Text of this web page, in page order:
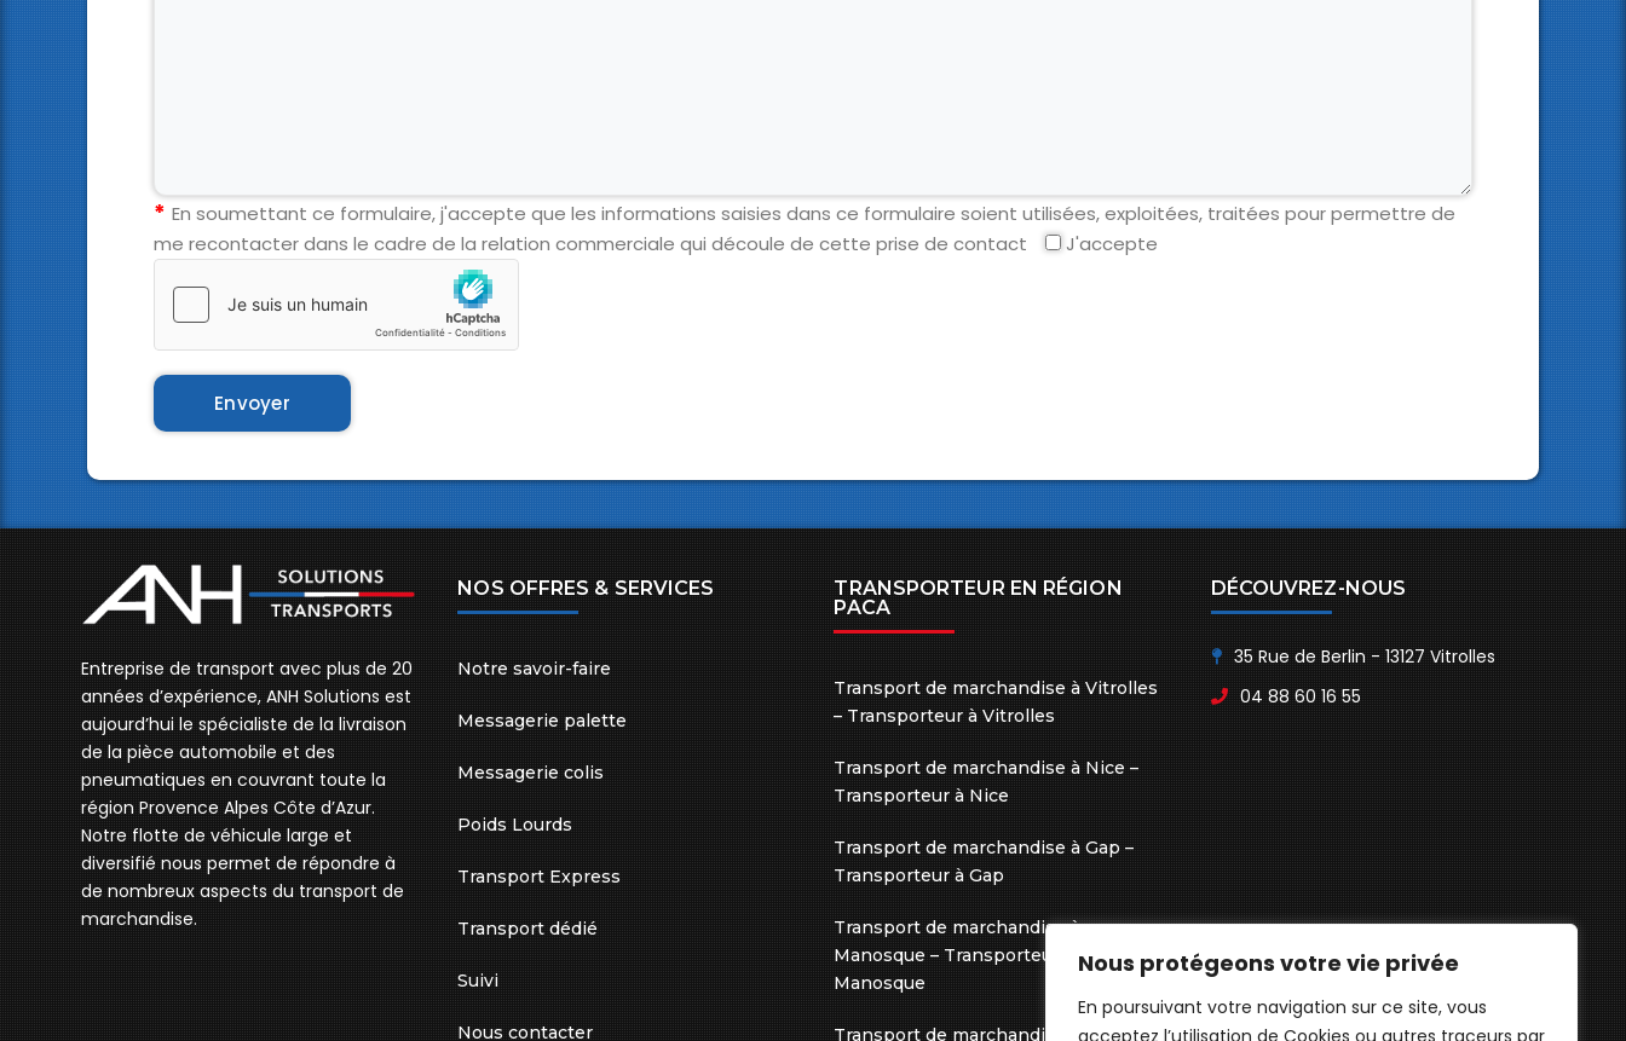
Nous protégeons votre vie privée
En poursuivant votre navigation sur ce site, vous
acceptez l’utilisation de Cookies ou autres traceurs par
En soumettant ce formulaire, j'accepte que les informations saisies dans ce formulaire soient utilisées, exploitées, traitées pour permettre de
me recontacter dans le cadre de la relation commerciale qui découle de cette prise de contact
J'accepte
Entreprise de transport avec plus de 20
années d’expérience, ANH Solutions est
aujourd’hui le spécialiste de la livraison
de la pièce automobile et des
pneumatiques en couvrant toute la
région Provence Alpes Côte d’Azur.
Notre flotte de véhicule large et
diversifié nous permet de répondre à
de nombreux aspects du transport de
marchandise.
NOS OFFRES & SERVICES
Notre savoir-faire
Messagerie palette
Messagerie colis
Poids Lourds
Transport Express
Transport dédié
Suivi
Nous contacter
TRANSPORTEUR EN RÉGION
PACA
Transport de marchandise à Vitrolles
– Transporteur à Vitrolles
Transport de marchandise à Nice –
Transporteur à Nice
Transport de marchandise à Gap –
Transporteur à Gap
Transport de marchandise à
Manosque – Transporteur à
Manosque
Transport de marchandise à Pertuis –
DÉCOUVREZ-NOUS
35 Rue de Berlin - 13127 Vitrolles
04 88 60 16 55